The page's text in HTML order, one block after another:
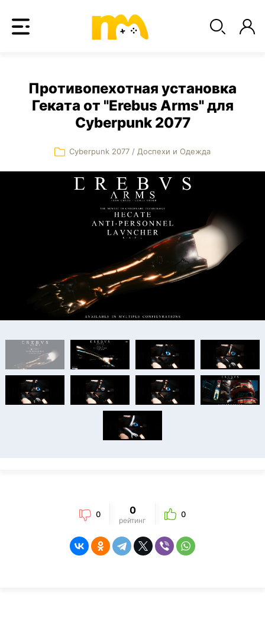
Противопехотная установка
Геката от "Erebus Arms" для
Cyberpunk 2077
Cyberpunk 2077 / Доспехи и Одежда
0 0
рейтинг
0